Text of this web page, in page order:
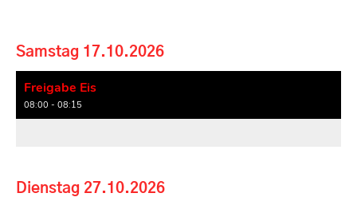
Samstag 17.10.2026
Freigabe Eis
08:00 - 08:15
Dienstag 27.10.2026